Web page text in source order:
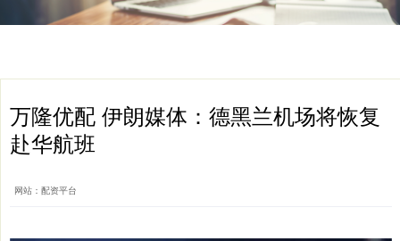
万隆优配 伊朗媒体：德黑兰机场将恢复
赴华航班
网站：配资平台